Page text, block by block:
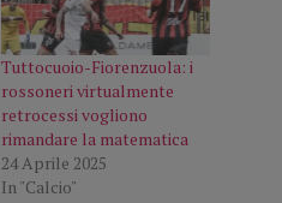
Tuttocuoio-Fiorenzuola: i
rossoneri virtualmente
retrocessi vogliono
rimandare la matematica
24 Aprile 2025
In "Calcio"